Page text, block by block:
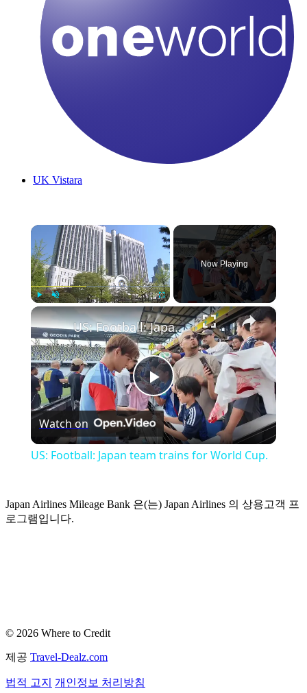
UK Vistara
×
Play Fullscreen
Now Playing
×
Play
Video
US: Football: Japan team trains for World Cup.
Watch on
US: Football: Japan team trains for World Cup.
Japan Airlines Mileage Bank 은(는) Japan Airlines 의 상용고객 프
로그램입니다.
© 2026 Where to Credit
제공 Travel-Dealz.com
법적 고지 개인정보 처리방침